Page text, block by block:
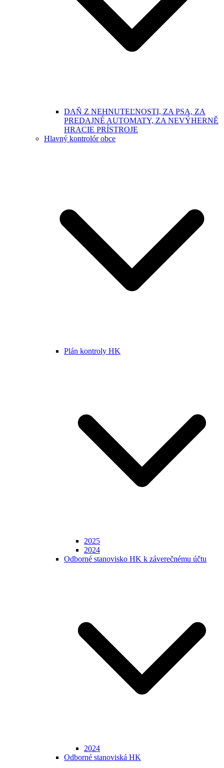
DAŇ Z NEHNUTEĽNOSTI, ZA PSA, ZA
PREDAJNÉ AUTOMATY, ZA NEVÝHERNĚ
HRACIE PRÍSTROJE
Hlavný kontrolór obce
Plán kontroly HK
2025
2024
Odborné stanovisko HK k záverečnému účtu
2024
Odborné stanoviská HK